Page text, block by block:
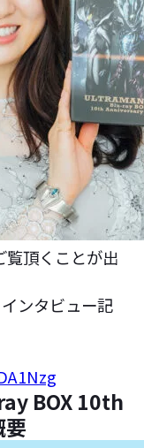
覧頂くことが出
インタビュー記
BOX 10th